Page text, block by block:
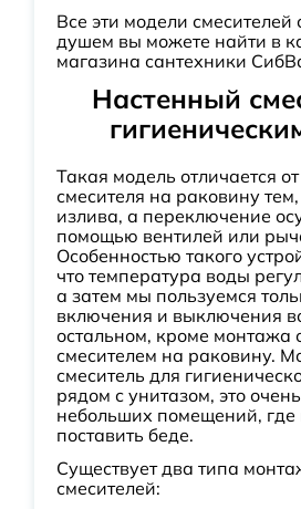
Все эти модели смесителей
душем вы можете найти в
магазина сантехники
Настенный
Такая модель отличается
смесителя на раковину
излива, а переключение
помощью вентилей или
Особенностью такого
что температура воды
а затем мы пользуемся
включения и выключения
остальном, кроме монтажа
смесителем на раковину.
смеситель для
рядом с унитазом, это
небольших помещений, где
поставить беде.
Существует два типа
смесителей: